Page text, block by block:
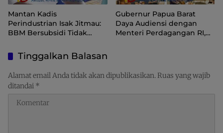
Mantan Kadis
Perindustrian Isak Jitmau:
BBM Bersubsidi Tidak
Distribusi Perlu Diperkuat
Gubernur Papua Barat
Daya Audiensi dengan
Menteri Perdagangan RI,
Indonesia
Tinggalkan Balasan
Alamat email Anda tidak akan dipublikasikan.Ruas yang wajib
ditandai *